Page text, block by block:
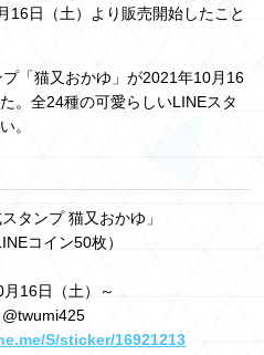
16日（土）より販売開始したこと
「猫又おかゆ」が2021年10月16
。全24種の可愛らしいLINEスタ
。
タンプ 猫又おかゆ」
イン50枚）
日（土）～
S/sticker/16921213